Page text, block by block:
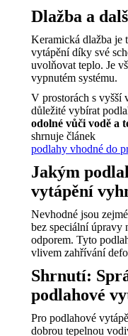
Dlažba a
Keramická dlažba je
vytápění díky své
uvolňovat teplo. Je
vypnutém systému.
V prostorách s vyšší
důležité vybírat
odolné vůči vodě a
shrnuje článek
podlahy vhodné do
Jakým
vytápění
Nevhodné jsou
bez speciální úpravy
odporem. Tyto
vlivem zahřívání
Shrnutí:
podlahové
Pro podlahové
dobrou tepelnou